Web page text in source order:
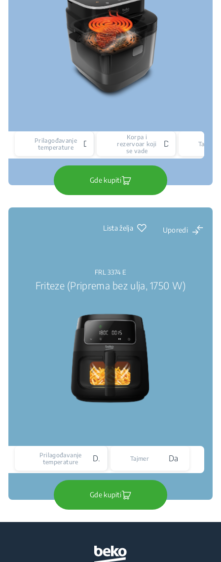
Prilagođavanje
temperature
Korpa i
rezervoar koji
se vade
Tajmer
Gde kupiti
Lista želja Uporedi
FRL 3374 E
Friteze (Priprema bez ulja, 1750 W)
Prilagođavanje
temperature
Da Tajmer Da
Gde kupiti